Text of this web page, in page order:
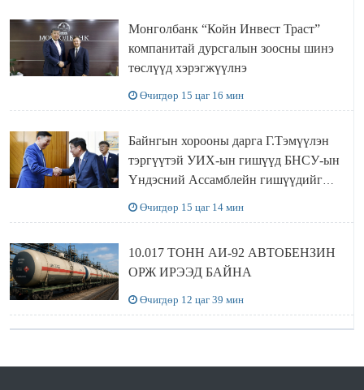
Монголбанк “Койн Инвест Траст”
компанитай дурсгалын зоосны шинэ
төслүүд хэрэгжүүлнэ
Өчигдөр 15 цаг 16 мин
Байнгын хорооны дарга Г.Тэмүүлэн
тэргүүтэй УИХ-ын гишүүд БНСУ-ын
Үндэсний Ассамблейн гишүүдийг
Өчигдөр 15 цаг 14 мин
10.017 ТОНН АИ-92 АВТОБЕНЗИН
ОРЖ ИРЭЭД БАЙНА
Өчигдөр 12 цаг 39 мин